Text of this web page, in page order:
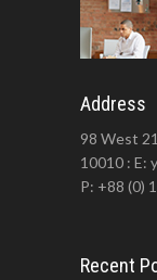
Address
98 West
10010 : E:
P: +88 (0)
Recent